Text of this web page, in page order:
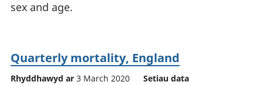
sex and age.
Quarterly mortality, England
Rhyddhawyd ar 3 March 2020 Setiau data